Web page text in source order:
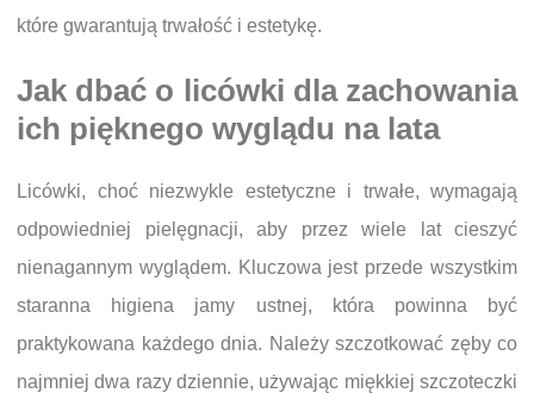
które gwarantują trwałość i estetykę.
Jak dbać o licówki dla zachowania
ich pięknego wyglądu na lata
Licówki, choć niezwykle estetyczne i trwałe, wymagają
odpowiedniej pielęgnacji, aby przez wiele lat cieszyć
nienagannym wyglądem. Kluczowa jest przede wszystkim
staranna higiena jamy ustnej, która powinna być
praktykowana każdego dnia. Należy szczotkować zęby co
najmniej dwa razy dziennie, używając miękkiej szczoteczki